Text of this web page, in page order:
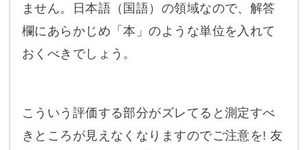
ません。日本語（国語）の領域なので、解答
欄にあらかじめ「本」のような単位を入れて
おくべきでしょう。
こういう評価する部分がズレてると測定すべ
きところが見えなくなりますのでご注意を! 友